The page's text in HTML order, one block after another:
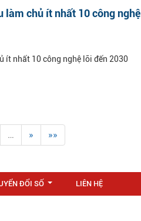
làm chủ ít nhất 10 công nghệ
ít nhất 10 công nghệ lõi đến 2030
… » »»
ĐỔI SỐ LIÊN HỆ